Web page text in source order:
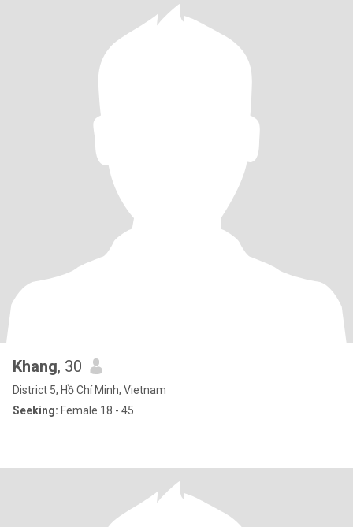
Khang, 30
District 5, Hồ Chí Minh, Vietnam
Seeking: Female 18 - 45